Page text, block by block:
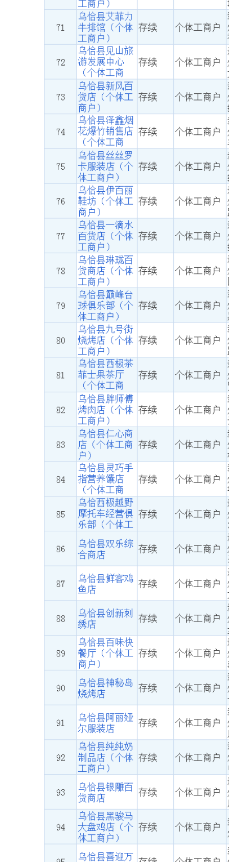
主办：新疆乌恰县人民政府办公室承办：新疆乌恰县政务服务
政府网站标识码：6530240001新公网安备65302402000101号
地 址：新疆克州乌恰县光明路1号联系电话：0908-4621030